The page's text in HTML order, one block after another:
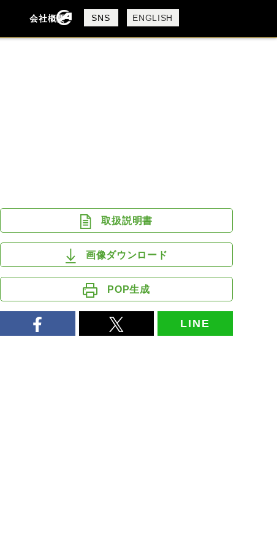
会社概要
会社概要
採用情報
SNS ENGLISH
取扱説明書
画像ダウンロード
POP生成
LINE